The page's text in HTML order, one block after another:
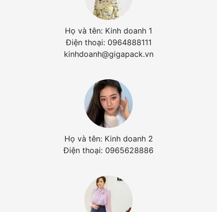
Họ và tên: Kinh doanh 1
Điện thoại: 0964888111
kinhdoanh@gigapack.vn
Họ và tên: Kinh doanh 2
Điện thoại: 0965628886